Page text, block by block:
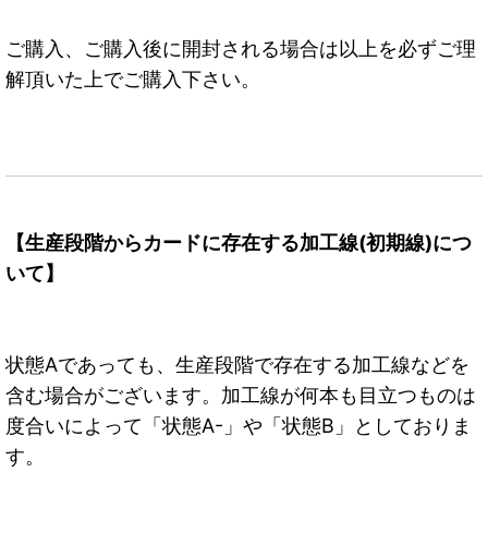
ご購入、ご購入後に開封される場合は以上を必ずご理
解頂いた上でご購入下さい。
【生産段階からカードに存在する加工線(初期線)につ
いて】
状態Aであっても、生産段階で存在する加工線などを
含む場合がございます。加工線が何本も目立つものは
度合いによって「状態A-」や「状態B」としておりま
す。